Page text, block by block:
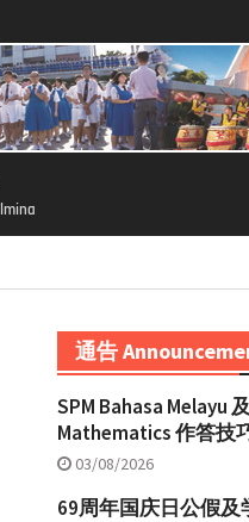
通告
SPM Bahasa Melayu
Mathematics 作答技
03/08/2026
69周年国庆日公假及